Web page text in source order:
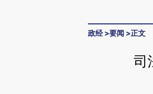
政经>要闻 >正文
司